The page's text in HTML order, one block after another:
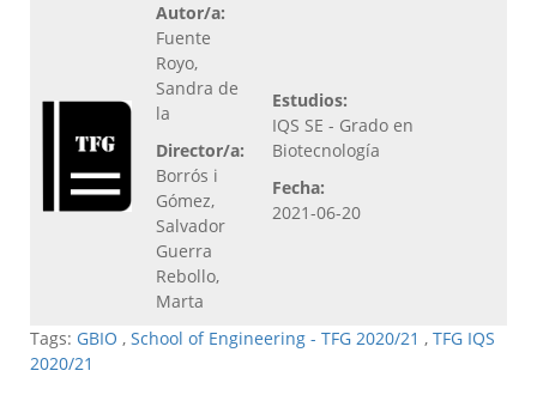
Autor/a:
Fuente
Royo,
Sandra de
la
Director/a:
Borrós i
Gómez,
Salvador
Guerra
Rebollo,
Marta
Estudios:
IQS SE - Grado en
Biotecnología
Fecha:
2021-06-20
Tags: GBIO , School of Engineering - TFG 2020/21 , TFG IQS
2020/21